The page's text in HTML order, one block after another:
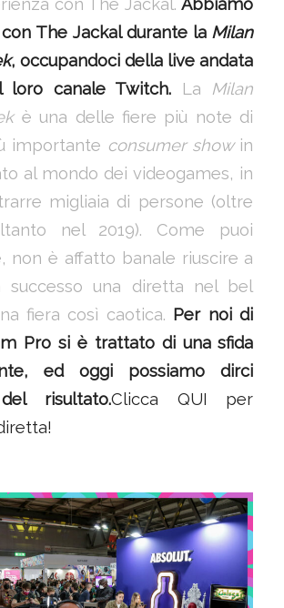
con The Jackal.Abbiamo
The Jackal durante la Milan
, occupandoci della live andata
loro canale Twitch.
La Milan
è una delle fiere più note di
importante consumer show in
al mondo dei videogames, in
migliaia di persone (oltre
nel 2019). Come puoi
non è affatto banale riuscire a
successo una diretta nel bel
fiera così caotica. Per noi di
Pro si è trattato di una sfida
ed oggi possiamo dirci
risultato.Clicca QUI per